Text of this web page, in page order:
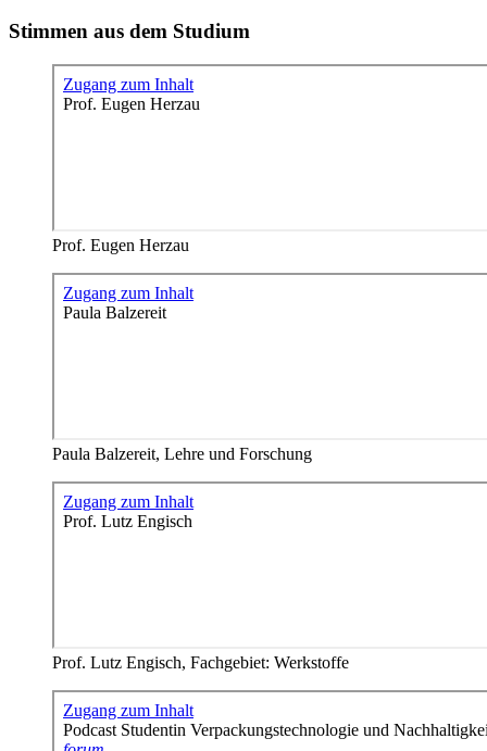
Stimmen aus dem Studium
Prof. Eugen Herzau
Paula Balzereit, Lehre und Forschung
Prof. Lutz Engisch, Fachgebiet: Werkstoffe